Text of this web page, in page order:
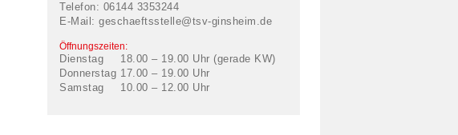
Telefon: 06144 3353244
E-Mail: geschaeftsstelle@tsv-ginsheim.de
Öffnungszeiten:
Dienstag
18.00 – 19.00 Uhr (gerade KW)
Donnerstag 17.00 – 19.00 Uhr
Samstag
10.00 – 12.00 Uhr